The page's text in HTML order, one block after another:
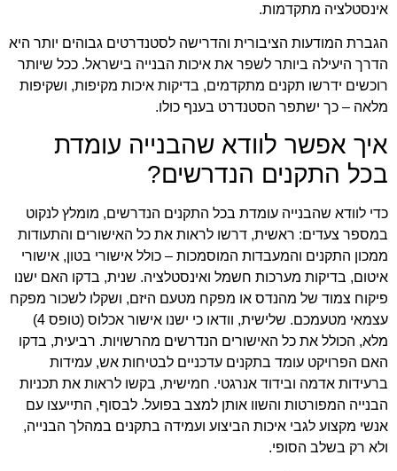
אינסטלציה מתקדמות.
הגברת המודעות הציבורית והדרישה לסטנדרטים גבוהים יותר היא
הדרך היעילה ביותר לשפר את איכות הבנייה בישראל. ככל שיותר
רוכשים ידרשו תקנים מתקדמים, בדיקות איכות מקיפות, ושקיפות
מלאה – כך ישתפר הסטנדרט בענף כולו.
איך אפשר לוודא שהבנייה עומדת
בכל התקנים הנדרשים?
כדי לוודא שהבנייה עומדת בכל התקנים הנדרשים, מומלץ לנקוט
במספר צעדים: ראשית, דרשו לראות את כל האישורים והתעודות
ממכון התקנים והמעבדות המוסמכות – כולל אישורי בטון, אישורי
איטום, בדיקות מערכות חשמל ואינסטלציה. שנית, בדקו האם ישנו
פיקוח צמוד של מהנדס או מפקח מטעם היזם, ושקלו לשכור מפקח
עצמאי מטעמכם. שלישית, וודאו כי ישנו אישור אכלוס (טופס 4)
מלא, הכולל את כל האישורים הנדרשים מהרשויות. רביעית, בדקו
האם הפרויקט עומד בתקנים עדכניים לבטיחות אש, עמידות
ברעידות אדמה ובידוד אנרגטי. חמישית, בקשו לראות את תכניות
הבנייה המפורטות והשוו אותן למצב בפועל. לבסוף, התייעצו עם
אנשי מקצוע לגבי איכות הביצוע ועמידה בתקנים במהלך הבנייה,
ולא רק בשלב הסופי.